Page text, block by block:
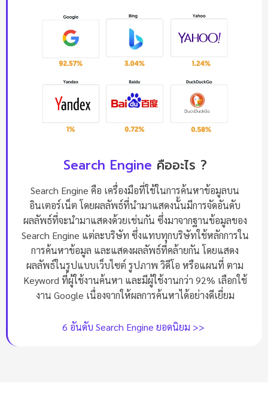
Search Engine คืออะไร ?
Search Engine คือ เครื่องมือที่ใช้ในการค้นหาข้อมูลบน
อินเตอร์เน็ต โดยผลลัพธ์ที่นำมาแสดงนั้นมีการจัดอันดับ
ผลลัพธ์ที่จะนำมาแสดงด้วยเช่นกัน ซึ่งมาจากฐานข้อมูลของ
Search Engine แต่ละบริษัท ซึ่งแทบทุกบริษัทใช้หลักการใน
การค้นหาข้อมูล และแสดงผลลัพธ์ที่คล้ายกัน โดยแสดง
ผลลัพธ์ในรูปแบบเว็บไซต์ รูปภาพ วิดีโอ หรือแผนที่ ตาม
Keyword ที่ผู้ใช้งานค้นหา และมีผู้ใช้งานกว่า 92% เลือกใช้
งาน Google เนื่องจากให้ผลการค้นหาได้อย่างดีเยี่ยม
6 อันดับ Search Engine ยอดนิยม >>